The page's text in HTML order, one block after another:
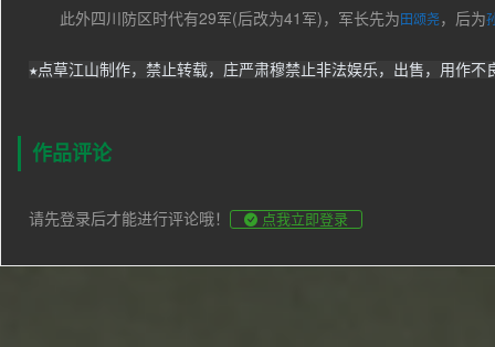
此外四川防区时代有29军(后改为41军)，军长先为 田颂尧，后为
★点草江山制作，禁止转载，庄严肃穆禁止非法娱乐，出售，用作不
作品评论
请先登录后才能进行评论哦！ 点我立即登录